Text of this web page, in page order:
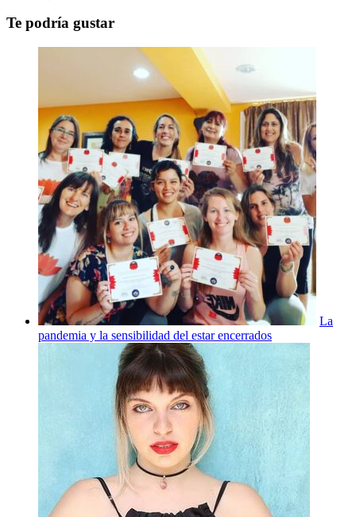
Te podría gustar
La
pandemia y la sensibilidad del estar encerrados